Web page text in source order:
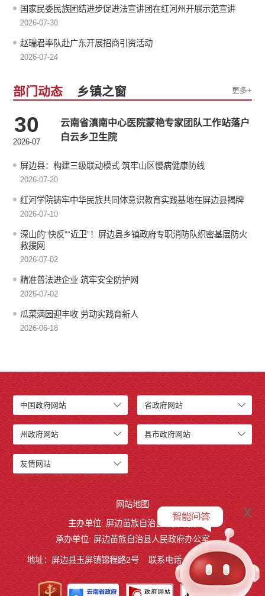
国家民委民族团结进步促进法宣讲团在红河州开展示范宣讲
2026-07-30
赵瑞君率队赴广东开展招商引资活动
2026-07-24
部门动态 乡镇之窗
30
2026-07
云南省滇南中心医院蒙艳专家团队工作站落户
白云乡卫生院
屏边县：构建三级联动模式 筑牢山区慢病健康防线
2026-07-20
红河学院铸牢中华民族共同体意识教育实践基地在屏边县揭牌
2026-07-10
深山的“快反”“近卫”！屏边县乡镇政府专职消防队织密基层防火
救援网
2026-07-02
精准普法进企业 筑牢安全防护网
2026-07-02
瓜菜满园迎丰收 劳动实践育新人
2026-06-18
更多+
中国政府网站 省政府网站
州政府网站 县市政府网站
友情网站
网站地图
主办单位: 屏边苗族自治县人民政府
承办单位: 屏边苗族自治县人民政府办公室
地址：屏边县玉屏镇锦程路2号 联系电话:0873-3221803
x